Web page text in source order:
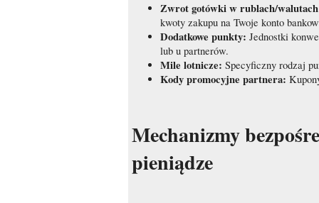
Zwrot gotówki w rublach/
kwoty zakupu na Twoje konto
Dodatkowe punkty: Jednostki
lub u partnerów.
Mile lotnicze: Specyficzny rodzaj
Kody promocyjne partnera:
Mechanizmy
pieniądze